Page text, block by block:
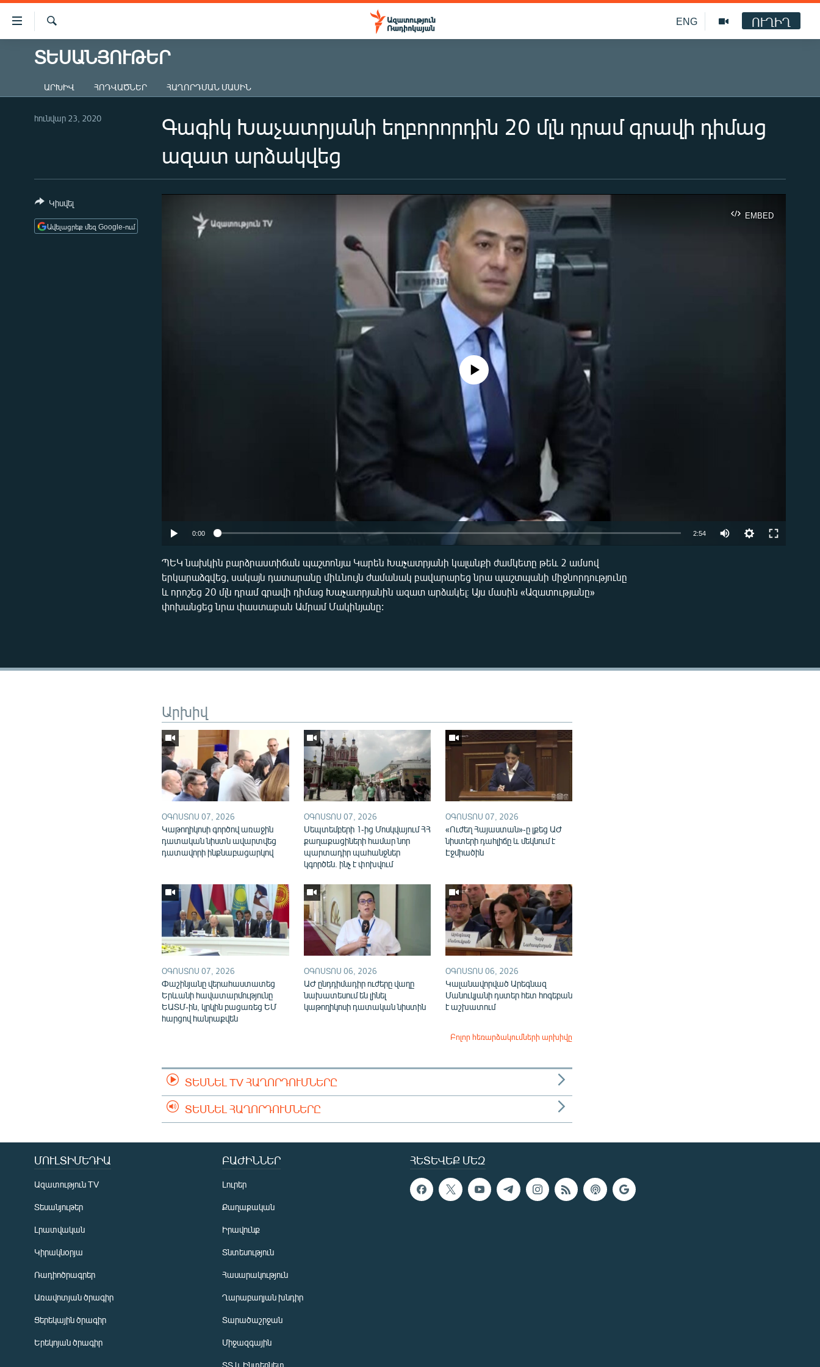
Մատչելիության
հղումներ
հիմնական
մենյուին
ԱԶԱՏՈՒԹՅՈՒՆ TV
ՔԱՂԱՔԱԿԱՆ
ԸՆՏՐՈՒԹՅՈՒՆՆԵՐ 2026
ՂԱՐԱԲԱՂ
ՊԱՏԵՐԱԶՄԻ 6 ՇԱԲԱԹՆԵՐԸ
ENG ՈՒՂԻՂ
ՏԵՍԱՆՅՈՒԹԵՐ
ԱՐԽԻՎ ՀՈԴՎԱԾՆԵՐ ՀԱՂՈՐԴՄԱՆ ՄԱՍԻՆ
Գագիկ Խաչատրյանի եղբորորդին 20 մլն դրամ գրավի դիմաց
ազատ արձակվեց
հունվար 23, 2020
EMBED
Auto 270p 360p
No media source currently available
0:00 2:54
ՊԵԿ նախկին բարձրաստիճան պաշտոնյա Կարեն Խաչատրյանի կալանքի ժամկետը թեև 2 ամսով
երկարաձգվեց, սակայն դատարանը միևնույն ժամանակ բավարարեց նրա պաշտպանի միջնորդությունը
և որոշեց 20 մլն դրամ գրավի դիմաց Խաչատրյանին ազատ արձակել։ Այս մասին «Ազատությանը»
փոխանցեց նրա փաստաբան Ամրամ Մակինյանը:
Կիսվել
Ավելացրեք մեզ Google-ում
Արխիվ
ՕԳՈՍՏՈՍ 07, 2026
Կաթողիկոսի գործով առաջին
դատական նիստն ավարտվեց
դատավորի ինքնաբացարկով
ՕԳՈՍՏՈՍ 07, 2026
Սեպտեմբերի 1-ից Մոսկվայում ՀՀ
քաղաքացիների համար նոր
պարտադիր պահանջներ
կգործեն. ինչ է փոխվում
ՕԳՈՍՏՈՍ 07, 2026
«Ուժեղ Հայաստան»-ը լքեց ԱԺ
նիստերի դահլիճը և մեկնում է
Էջմիածին
ՕԳՈՍՏՈՍ 07, 2026
Փաշինյանը վերահաստատեց
Երևանի հավատարմությունը
ԵԱՏՄ-ին, կրկին բացառեց ԵՄ
հարցով հանրաքվեն
ՕԳՈՍՏՈՍ 06, 2026
ԱԺ ընդդիմադիր ուժերը վաղը
նախատեսում են լինել
կաթողիկոսի դատական նիստին
ՕԳՈՍՏՈՍ 06, 2026
Կալանավորված Արեգնազ
Մանուկյանի դստեր հետ հոգեբան
է աշխատում
Բոլոր հեռարձակումների արխիվը
ՏԵՍՆԵԼ TV ՀԱՂՈՐԴՈՒՄՆԵՐԸ
ՏԵՍՆԵԼ ՀԱՂՈՐԴՈՒՄՆԵՐԸ
ՀԵՏԵՎԵՔ ՄԵԶ
ՄՈՒԼՏԻՄԵԴԻԱ
Ազատություն TV
Տեսանյութեր
Լրատվական
Կիրակնօրյա
Ռադիոծրագրեր
Առավոտյան ծրագիր
Ցերեկային ծրագիր
Երեկոյան ծրագիր
ԲԱԺԻՆՆԵՐ
Լուրեր
Քաղաքական
Իրավունք
Տնտեսություն
Հասարակություն
Ղարաբաղյան խնդիր
Տարածաշրջան
Միջազգային
ՏՏ և Ինտերնետ